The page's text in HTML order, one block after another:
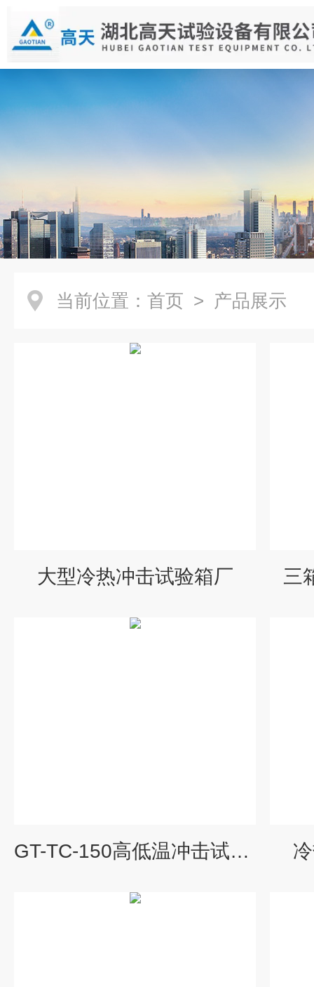
当前位置： 首页 > 产品展示
大型冷热冲击试验箱厂 三
GT-TC-150高低温冲击试验箱制造商